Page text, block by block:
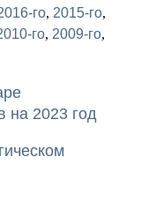
го, 2015-го,
го, 2009-го,
на 2023 год